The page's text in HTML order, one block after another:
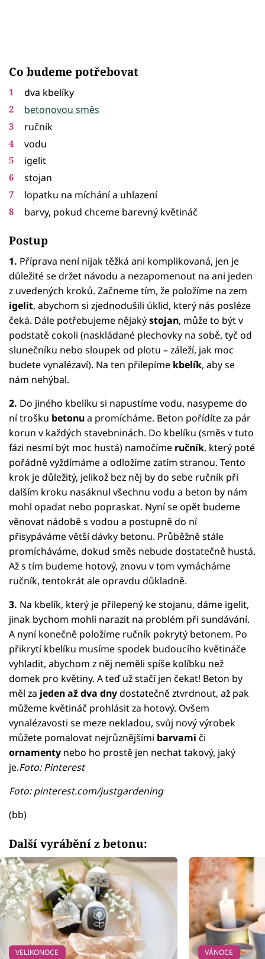
Co budeme potřebovat
dva kbelíky
betonovou směs
ručník
vodu
igelit
stojan
lopatku na míchání a uhlazení
barvy, pokud chceme barevný květináč
Postup
1. Příprava není nijak těžká ani komplikovaná, jen je
důležité se držet návodu a nezapomenout na ani jeden
z uvedených kroků. Začneme tím, že položíme na zem
igelit, abychom si zjednodušili úklid, který nás posléze
čeká. Dále potřebujeme nějakýstojan, může to být v
podstatě cokoli (naskládané plechovky na sobě, tyč od
slunečníku nebo sloupek od plotu – záleží, jak moc
budete vynalézaví). Na ten přilepíme kbelík, aby se
nám nehýbal.
2. Do jiného kbelíku si napustíme vodu, nasypeme do
ní trošku betonua promícháme. Beton pořídíte za pár
korun v každých stavebninách. Do kbelíku (směs v tuto
fázi nesmí být moc hustá) namočíme ručník, který poté
pořádně vyždímáme a odložíme zatím stranou. Tento
krok je důležitý, jelikož bez něj by do sebe ručník při
dalším kroku nasáknul všechnu vodu a beton by nám
mohl opadat nebo popraskat. Nyní se opět budeme
věnovat nádobě s vodou a postupně do ní
přisypáváme větší dávky betonu. Průběžně stále
promícháváme, dokud směs nebude dostatečně hustá.
Až s tím budeme hotový, znovu v tom vymácháme
ručník, tentokrát ale opravdu důkladně.
3. Na kbelík, který je přilepený ke stojanu, dáme igelit,
jinak bychom mohli narazit na problém při sundávání.
A nyní konečně položíme ručník pokrytý betonem. Po
přikrytí kbelíku musíme spodek budoucího květináče
vyhladit, abychom z něj neměli spíše kolíbku než
domek pro květiny. A teď už stačí jen čekat! Beton by
měl za jeden až dva dnydostatečně ztvrdnout, až pak
můžeme květináč prohlásit za hotový. Ovšem
vynalézavosti se meze nekladou, svůj nový výrobek
můžete pomalovat nejrůznějšími barvami či
ornamenty nebo ho prostě jen nechat takový, jaký
je.Foto: Pinterest
Foto: pinterest.com/justgardening
(bb)
Další vyrábění z betonu:
VELIKONOCE VÁNOCE